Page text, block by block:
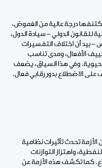
تكتنفها درجة عالية من الغموض،
للقانون الدولي - سيادة الدول،
- بيد أن اختلاف التفسيرات
الأفعال، ومدى تناسب
الحيوية. وفي هذا السياق، يضعف
على الاضطلاع بدور رقابي فعال.
الأزمة تحدث تأثيرات نظامية
واهتزاز التوازنات
كما تكشف هذه الأزمة عن